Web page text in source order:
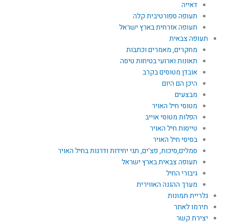
דאייה
תעופה ספורטיבית קלה
תעופה אזרחית בארץ ישראל
תעופה צבאית
מחקרים, מאמרים וכתבות
תאונות וארועי בטיחות טיסה
אובדן מטוסים בקרב
היכן הם היום
מבצעים
מטוסי חיל האויר
הפלות מטוסי אוייב
טייסות חיל האויר
בסיסי חיל האויר
סמלים,סיכות, פצ'ים, תגי יחידות ודרגות בחיל האויר
תעופה צבאית בארץ ישראל
גיבורי החיל
מערך ההגנה האווירית
גלריית תמונות
תירמו לאתר
יצירת קשר